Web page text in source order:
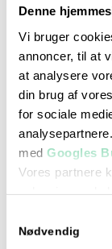
Denne
Vi bruger
annoncer, til at
at analysere
din brug af
for sociale
med Googles
Vores partnere
Se Cookie &
Nødvendig
Prøveteori
august 10 :